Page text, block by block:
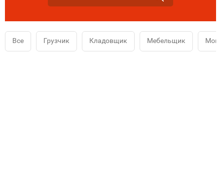
Все Грузчик Кладовщик Мебельщик